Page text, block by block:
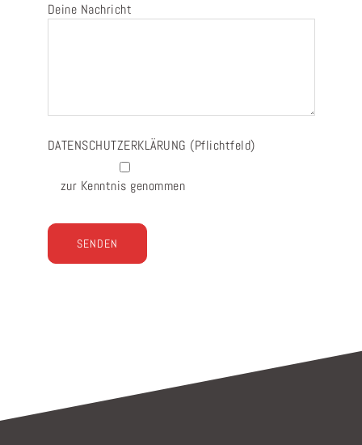
Deine Nachricht
DATENSCHUTZERKLÄRUNG (Pflichtfeld)
zur Kenntnis genommen